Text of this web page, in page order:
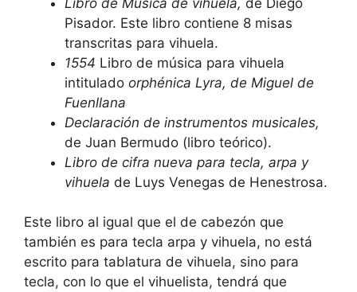
Pisador. Este libro contiene 8 misas
transcritas para vihuela.
1554 Libro de música para vihuela
intitulado orphénica Lyra, de Miguel de
Fuenllana
Declaración de instrumentos musicales,
de Juan Bermudo (libro teórico).
Libro de cifra nueva para tecla, arpa y
vihuela de Luys Venegas de Henestrosa.
Este libro al igual que el de cabezón que
también es para tecla arpa y vihuela, no está
escrito para tablatura de vihuela, sino para
tecla, con lo que el vihuelista, tendrá que